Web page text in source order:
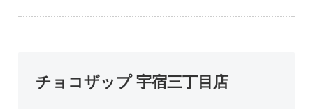
チョコザップ 宇宿三丁目店